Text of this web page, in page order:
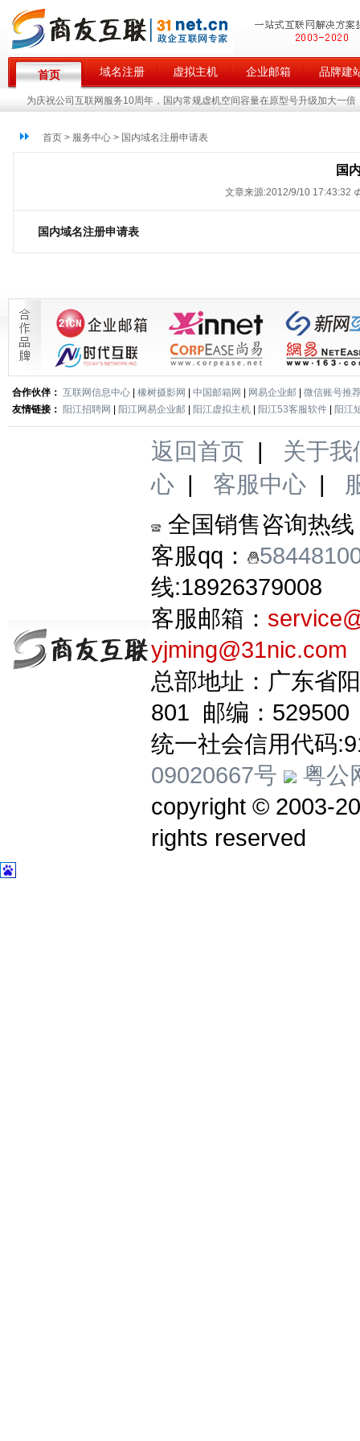
首页 域名注册 虚拟主机 企业邮箱 品牌建
为庆祝公司互联网服务10周年，国内常规虚机空间容量在原型号升级加大一
首页 > 服务中心 > 国内域名注册申请表
国
文章来源:2012/9/10 17:43:32
国内域名注册申请表
合作伙伴： 互联网信息中心 橡树摄影网 中国邮箱网 网易企业邮
微信账号推
友情链接：
阳江招聘网 阳江网易企业邮 阳江虚拟主机 阳江53客服软件 阳江
返回首页 | 关于我
心 | 客服中心 |
全国销售咨询热线
客服qq：
线:18926379008
客服邮箱：
yjming@31nic.com
总部地址：广东省
801 邮编：529500
统一社会信用代码
09020667号
粤公
copyright © 2003-
rights reserved